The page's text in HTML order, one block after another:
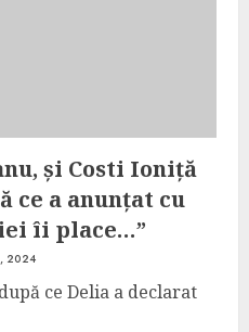
și Costi Ioniță
ce a anunțat cu
îi place…”
2024
ce Delia a declarat